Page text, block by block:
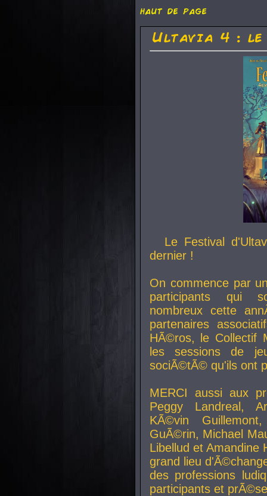
haut de page
Ultavia 4 :
Le Festival
dernier !
On commence par
participants qui
nombreux cette
partenaires
HÃ©ros, le Collectif
les sessions de
sociÃ©tÃ© qu'ils ont
MERCI aussi aux
Peggy Landreal,
KÃ©vin
GuÃ©rin, Michael
Libellud et Amandine
grand lieu
des professions
participants et